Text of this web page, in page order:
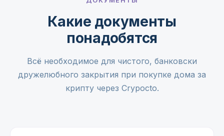
Какие документы
понадобятся
Всё необходимое для чистого, банковски
дружелюбного закрытия при покупке дома за
крипту через Crypocto.